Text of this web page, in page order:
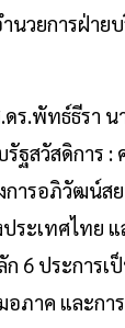
นวยการฝ่
ร.พัทธ์ธีรา
สวัสดิการ :
ารอภิวัฒน์
ระเทศไทย
6 ประการ
อภาค และกา